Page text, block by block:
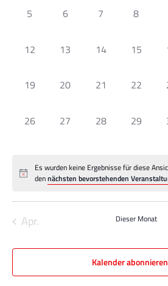
0
5
0
6
0
7
0
8
0
12
0
13
0
14
0
15
0
19
0
20
0
21
0
22
0
26
0
27
0
28
0
29
Es wurden keine Ergebnisse für diese
dennächsten bevorstehenden
Apr. Dieser Monat
Kalender abonnieren